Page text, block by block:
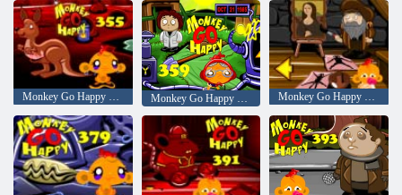
Monkey Go Happy Stage 355 Monkey Go Happy Stage 371